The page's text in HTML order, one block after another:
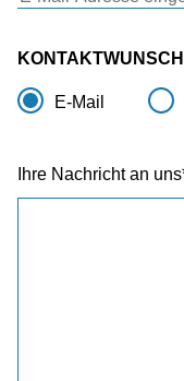
KONTAKTWUNSCH
E-Mail
Ihre Nachricht an uns